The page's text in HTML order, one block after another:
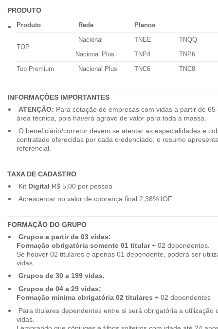
PRODUTO
Produto Rede Planos
TOP
Nacional TNEE
TNQQ
Nacional Plus
TNP4
TNP6
Top Premium
Nacional Plus TNC6 TNC8
INFORMAÇÕES IMPORTANTES
ATENÇÃO: Para cotação de empresas com vidas a partir de
área técnica, pois haverá agravo de valor para toda a massa.
O beneficiário/corretor devem se atentar as especialidades e
contratado oferecidas por cada credenciado, o resumo
referencial.
TAXA DE CADASTRO
Kit Digital R$ 5,00 por pessoa
Acrescentar no valor de cobrança final 2,38% IOF
FORMAÇÃO DO GRUPO
Grupos a partir de 03 vidas:
Formação obrigatória somente 01 titular+ 02 dependentes.
Se houver 02 titulares e apenas 01 dependente, poderá ser
vidas.
Grupos de 30 a 199 vidas.
Grupos de 04 a 29 vidas:
Formação mínima obrigatória 02 titulares + 02 dependentes
Para titulares dependentes entre si será obrigatória a utilização
vidas.